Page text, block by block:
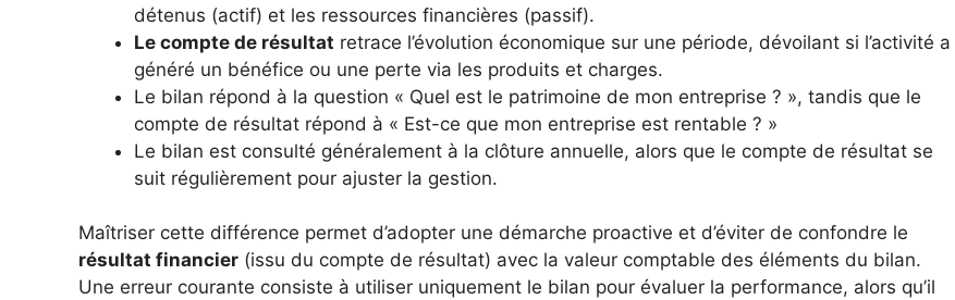
détenus (actif) et les ressources financières (passif).
Le compte de résultat retrace l’évolution économique sur une période, dévoilant si l’activité a
généré un bénéfice ou une perte via les produits et charges.
Le bilan répond à la question « Quel est le patrimoine de mon entreprise ? », tandis que le
compte de résultat répond à « Est-ce que mon entreprise est rentable ? »
Le bilan est consulté généralement à la clôture annuelle, alors que le compte de résultat se
suit régulièrement pour ajuster la gestion.
Maîtriser cette différence permet d’adopter une démarche proactive et d’éviter de confondre le
résultat financier (issu du compte de résultat) avec la valeur comptable des éléments du bilan.
Une erreur courante consiste à utiliser uniquement le bilan pour évaluer la performance, alors qu’il